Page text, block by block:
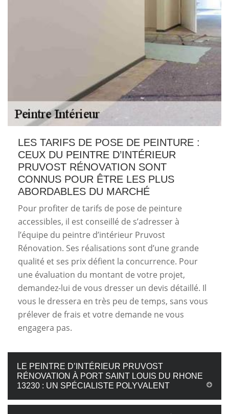
LES TARIFS DE POSE DE PEINTURE :
CEUX DU PEINTRE D’INTÉRIEUR
PRUVOST RÉNOVATION SONT
CONNUS POUR ÊTRE LES PLUS
ABORDABLES DU MARCHÉ
Pour profiter de tarifs de pose de peinture
accessibles, il est conseillé de s’adresser à
l’équipe du peintre d’intérieur Pruvost
Rénovation. Ses réalisations sont d’une grande
qualité et ses prix défient la concurrence. Pour
une évaluation du montant de votre projet,
demandez-lui de vous dresser un devis détaillé. Il
vous le dressera en très peu de temps, sans vous
prélever de frais et votre demande ne vous
engagera pas.
LE PEINTRE D’INTÉRIEUR PRUVOST
RÉNOVATION À PORT SAINT LOUIS DU RHONE
13230 : UN SPÉCIALISTE POLYVALENT